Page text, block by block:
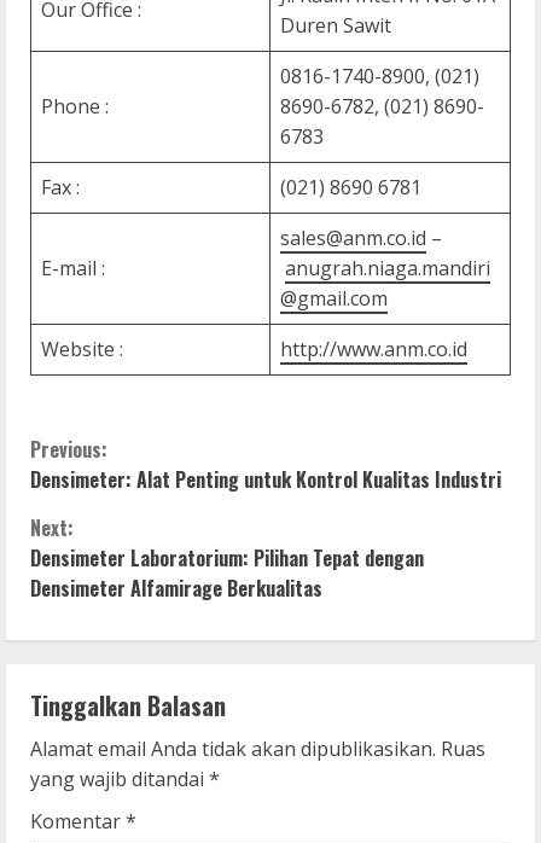
Our Office :
Duren Sawit
Phone :
0816-1740-8900, (021)
8690-6782, (021) 8690-
6783
Fax :
(021) 8690 6781
E-mail :
sales@anm.co.id –
anugrah.niaga.mandiri
@gmail.com
Website :
http://www.anm.co.id
C
o
n
t
i
n
u
e
Previous:
Densimeter: Alat Penting untuk Kontrol Kualitas Industri
Next:
Densimeter Laboratorium: Pilihan Tepat dengan
Densimeter Alfamirage Berkualitas
Tinggalkan Balasan
Alamat email Anda tidak akan dipublikasikan. Ruas
yang wajib ditandai *
Komentar*